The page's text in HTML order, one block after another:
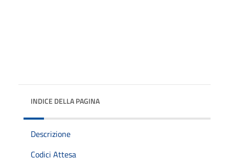
INDICE DELLA PAGINA
Descrizione
Codici Attesa